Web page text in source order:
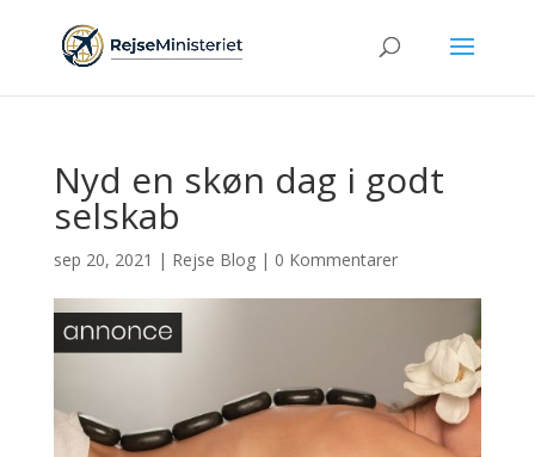
Nyd en skøn dag i godt
selskab
sep 20, 2021 | Rejse Blog| 0 Kommentarer